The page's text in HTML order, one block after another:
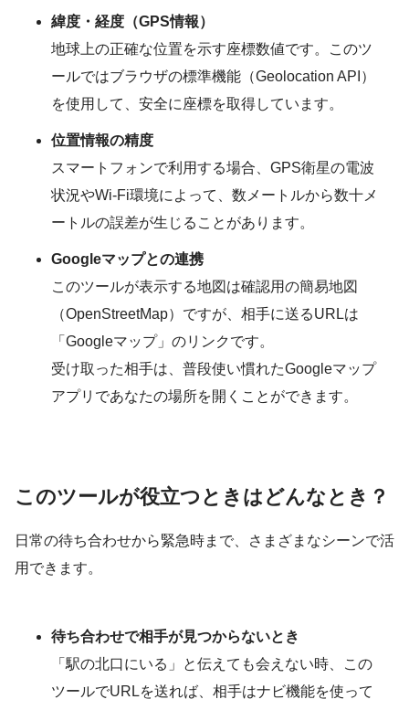
緯度・経度（GPS情報）
地球上の正確な位置を示す座標数値です。このツ
ールではブラウザの標準機能（Geolocation API）
を使用して、安全に座標を取得しています。
位置情報の精度
スマートフォンで利用する場合、GPS衛星の電波
状況やWi-Fi環境によって、数メートルから数十メ
ートルの誤差が生じることがあります。
Googleマップとの連携
このツールが表示する地図は確認用の簡易地図
（OpenStreetMap）ですが、相手に送るURLは
「Googleマップ」のリンクです。
受け取った相手は、普段使い慣れたGoogleマップ
アプリであなたの場所を開くことができます。
このツールが役立つときはどんなとき？
日常の待ち合わせから緊急時まで、さまざまなシーンで活
用できます。
待ち合わせで相手が見つからないとき
「駅の北口にいる」と伝えても会えない時、この
ツールでURLを送れば、相手はナビ機能を使って